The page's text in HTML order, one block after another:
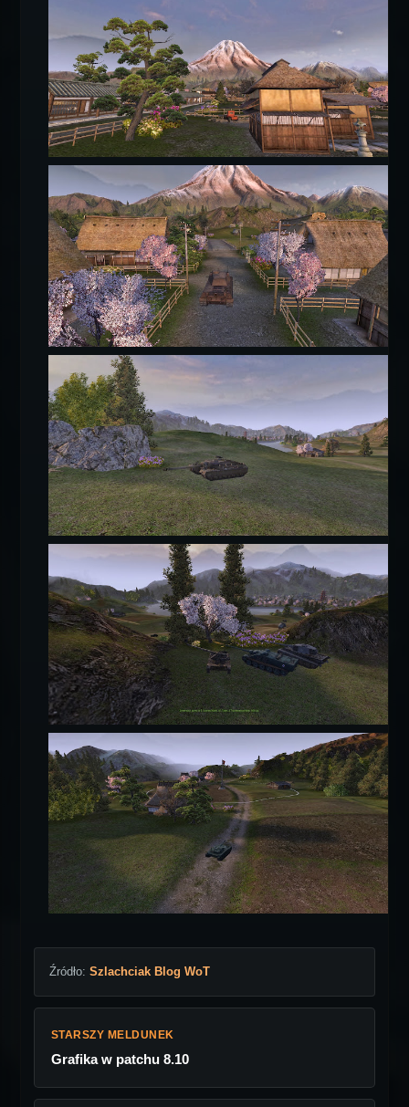
Źródło: Szlachciak Blog WoT
STARSZY MELDUNEK
Grafika w patchu 8.10